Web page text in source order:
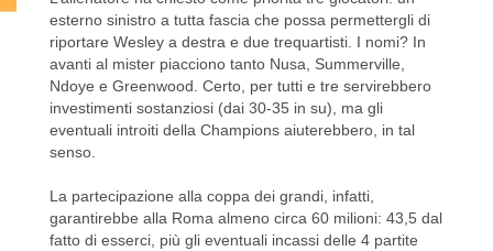
esterno sinistro a tutta fascia che possa permettergli di
riportare Wesley a destra e due trequartisti. I nomi? In
avanti al mister piacciono tanto Nusa, Summerville,
Ndoye e Greenwood. Certo, per tutti e tre servirebbero
investimenti sostanziosi (dai 30-35 in su), ma gli
eventuali introiti della Champions aiuterebbero, in tal
senso.
La partecipazione alla coppa dei grandi, infatti,
garantirebbe alla Roma almeno circa 60 milioni: 43,5 dal
fatto di esserci, più gli eventuali incassi delle 4 partite